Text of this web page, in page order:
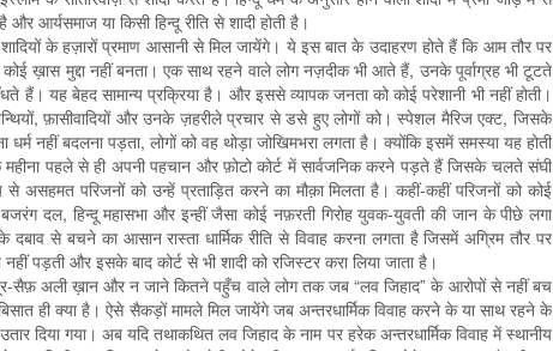
आर्यसमाज या किसी हिन्दू रीति‍ से शादी होती है।
शादियों के हज़ारों प्रमाण आसानी से मिल जायेंगे। ये इस बात के उदाहरण होते हैं कि आम तौर पर
ख़ास मुद्दा नहीं बनता। एक साथ रहने वाले लोग नज़दीक भी आते हैं, उनके पूर्वाग्रह भी टूटते
हैं। यह बेहद सामान्य प्रक्रिया है। और इससे व्यापक जनता को कोई परेशानी भी नहीं होती।
फ़ासीवादियों और उनके ज़हरीले प्रचार से डसे हुए लोगों को। स्पेशल मैरिज एक्ट, जिसके
नहीं बदलना पड़ता, लोगों को वह थोड़ा जोखिमभरा लगता है। क्योंकि इसमें समस्या यह होती
पहले से ही अपनी पहचान और फ़ोटो कोर्ट में सार्वजनिक करने पड़ते हैं जिसके चलते संघी
से असहमत परिजनों को उन्हें प्रताड़ित करने का मौक़ा मिलता है। कहीं-कहीं परिजनों को कोई
बजरंग दल, हिन्दू महासभा और इन्हीं जैसा कोई नफ़रती गिरोह युवक-युवती की जान के पीछे लगा
से बचने का आसान रास्ता धार्मिक रीति से विवाह करना लगता है जिसमें अग्रिम तौर पर
पड़ती और इसके बाद कोर्ट से भी शादी को रजिस्टर करा लिया जाता है।
सैफ़ अली ख़ान और न जाने कितने पहुँच वाले लोग तक जब “लव जिहाद” के आरोपों से नहीं बच
बिसात ही क्या है। ऐसे सैकड़ों मामले मिल जायेंगे जब अन्तरधार्मिक विवाह करने के या साथ रहने के
दिया गया। अब यदि तथाकथित लव जिहाद के नाम पर हरेक अन्तरधार्मिक विवाह में स्थानीय